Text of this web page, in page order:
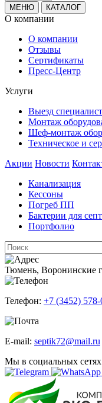
МЕНЮ КАТАЛОГ
О компании
О компании
Отзывы
Сертификаты
Пресс-Центр
Услуги
Выезд
Монтаж
Шеф-монтаж
Техническое и
Акции Новости
Канализация
Кессоны
Погреб ПП
Бактерии для
Портфолио
Тюмень, Воронинские
Телефон: +7 (3452) 578-
E-mail: septik72@mail.ru
Мы в социальных